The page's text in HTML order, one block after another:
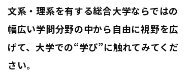
文系・理系を有する総合大学ならではの
幅広い学問分野の中から自由に視野を広
げて、大学での“学び”に触れてみてくだ
さい。